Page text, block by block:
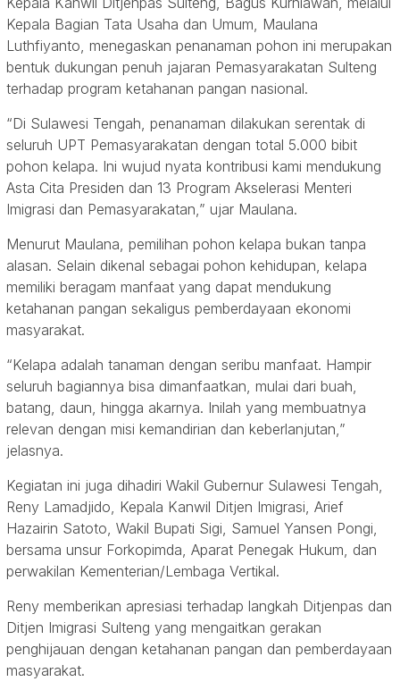
Kepala Bagian Tata Usaha dan Umum, Maulana
Luthfiyanto, menegaskan penanaman pohon ini merupakan
bentuk dukungan penuh jajaran Pemasyarakatan Sulteng
terhadap program ketahanan pangan nasional.
“Di Sulawesi Tengah, penanaman dilakukan serentak di
seluruh UPT Pemasyarakatan dengan total 5.000 bibit
pohon kelapa. Ini wujud nyata kontribusi kami mendukung
Asta Cita Presiden dan 13 Program Akselerasi Menteri
Imigrasi dan Pemasyarakatan,” ujar Maulana.
Menurut Maulana, pemilihan pohon kelapa bukan tanpa
alasan. Selain dikenal sebagai pohon kehidupan, kelapa
memiliki beragam manfaat yang dapat mendukung
ketahanan pangan sekaligus pemberdayaan ekonomi
masyarakat.
“Kelapa adalah tanaman dengan seribu manfaat. Hampir
seluruh bagiannya bisa dimanfaatkan, mulai dari buah,
batang, daun, hingga akarnya. Inilah yang membuatnya
relevan dengan misi kemandirian dan keberlanjutan,”
jelasnya.
Kegiatan ini juga dihadiri Wakil Gubernur Sulawesi Tengah,
Reny Lamadjido, Kepala Kanwil Ditjen Imigrasi, Arief
Hazairin Satoto, Wakil Bupati Sigi, Samuel Yansen Pongi,
bersama unsur Forkopimda, Aparat Penegak Hukum, dan
perwakilan Kementerian/Lembaga Vertikal.
Reny memberikan apresiasi terhadap langkah Ditjenpas dan
Ditjen Imigrasi Sulteng yang mengaitkan gerakan
penghijauan dengan ketahanan pangan dan pemberdayaan
masyarakat.